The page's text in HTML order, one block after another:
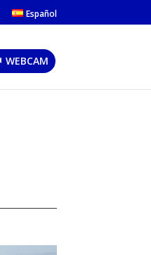
Español
WEBCAM